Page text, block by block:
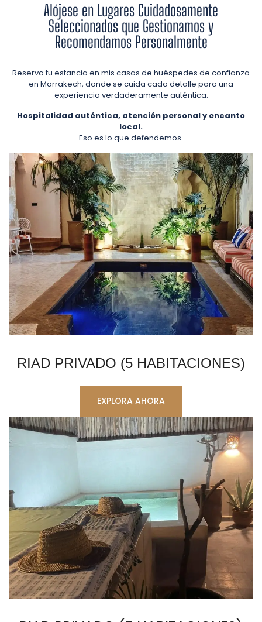
Alójese en Lugares Cuidadosamente
Seleccionados que Gestionamos y
Recomendamos Personalmente
Reserva tu estancia en mis casas de huéspedes de confianza
en Marrakech, donde se cuida cada detalle para una
experiencia verdaderamente auténtica.
Hospitalidad auténtica, atención personal y encanto
local.
Eso es lo que defendemos.
RIAD PRIVADO (5 HABITACIONES)
EXPLORA AHORA